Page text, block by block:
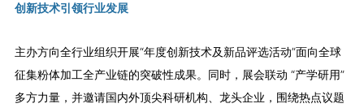
创新技术引领行业发展
主办方向全行业组织开展“年度创新技术及新品评选活动”面向全球
征集粉体加工全产业链的突破性成果。同时，展会联动 “产学研用”
多方力量，并邀请国内外顶尖科研机构、龙头企业，围绕热点议题